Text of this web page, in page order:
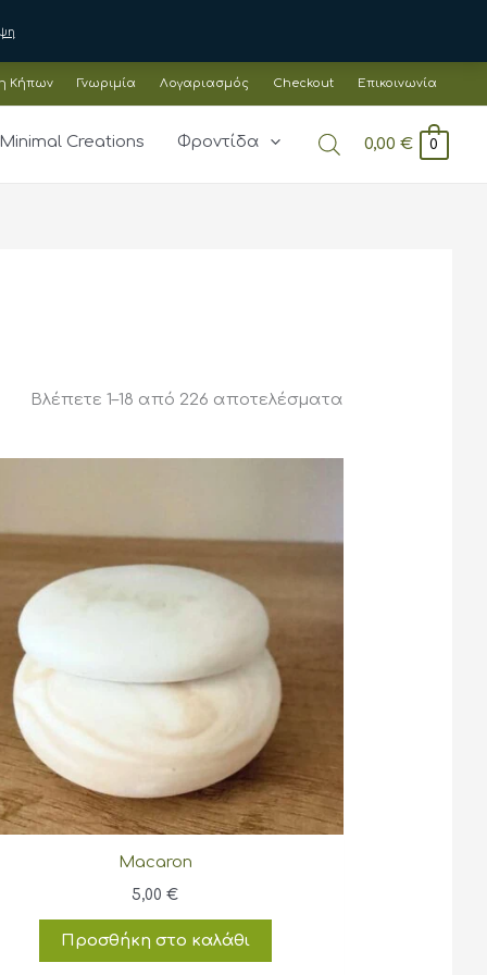
Κήπων Γνωριμία Λογαριασμός Checkout Επικοινωνία
Creations Φροντίδα 0,00 € 0
Βλέπετε 1–18 από 226 αποτελέσματαSorted
Macaron
5,00€
Προσθήκη στο καλάθι